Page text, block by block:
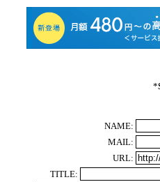
*
NAME:
MAIL:
URL:
TITLE: